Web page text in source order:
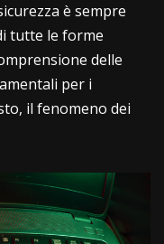
è sempre
tutte le forme
delle
per i
il fenomeno dei